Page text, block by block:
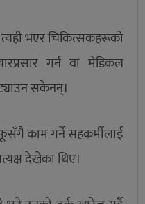
त्यही भएर चिकित्सकहरूको
गर्न वा मेडिकल
सकेनन्।
काम गर्ने सहकर्मीलाई
देखेका थिए।